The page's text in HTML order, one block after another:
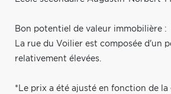
Bon potentiel de valeur immobilière :
La rue du Voilier est composée d'un
relativement élevées.
*Le prix a été ajusté en fonction de